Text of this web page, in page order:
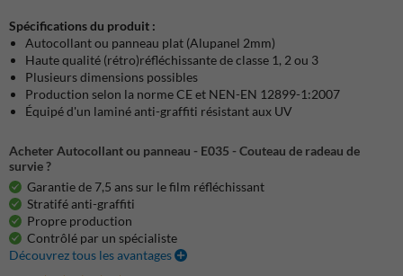
Spécifications du produit :
Autocollant ou panneau plat (Alupanel 2mm)
Haute qualité (rétro)réfléchissante de classe 1, 2 ou 3
Plusieurs dimensions possibles
Production selon la norme CE et NEN-EN 12899-1:2007
Équipé d'un laminé anti-graffiti résistant aux UV
Acheter Autocollant ou panneau - E035 - Couteau de radeau de
survie ?
Garantie de 7,5 ans sur le film réfléchissant
Stratifé anti-graffiti
Propre production
Contrôlé par un spécialiste
Découvrez tous les avantages